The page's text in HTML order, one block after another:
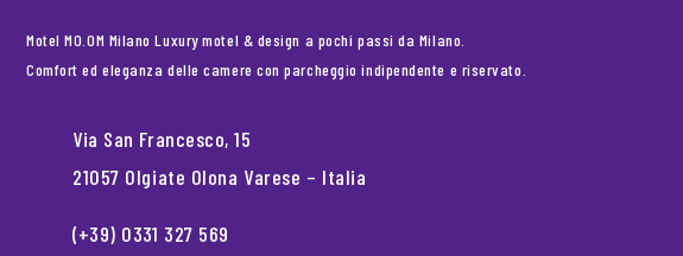
Motel MO.OM Milano Luxury motel & design a pochi passi da Milano.
Comfort ed eleganza delle camere con parcheggio indipendente e riservato.
Via San Francesco, 15
21057 Olgiate Olona Varese – Italia
(+39) 0331 327 569